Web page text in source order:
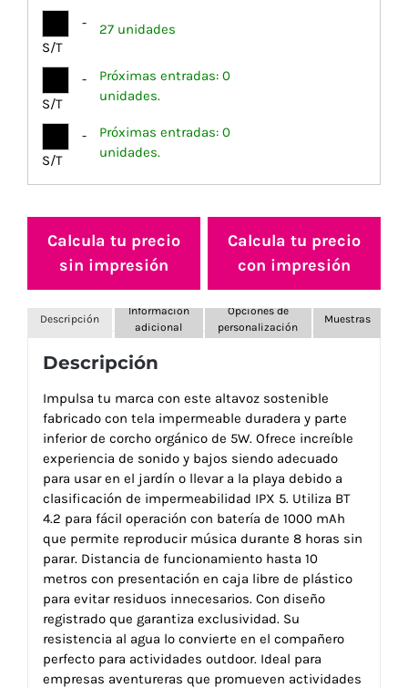
-
S/T
27 unidades
-
S/T
Próximas entradas: 0
unidades.
-
S/T
Próximas entradas: 0
unidades.
Calcula tu precio
sin impresión
Calcula tu precio
con impresión
Descripción
Información
adicional
Opciones de
personalización
Muestras
Descripción
Impulsa tu marca con este altavoz sostenible
fabricado con tela impermeable duradera y parte
inferior de corcho orgánico de 5W. Ofrece increíble
experiencia de sonido y bajos siendo adecuado
para usar en el jardín o llevar a la playa debido a
clasificación de impermeabilidad IPX 5. Utiliza BT
4.2 para fácil operación con batería de 1000 mAh
que permite reproducir música durante 8 horas sin
parar. Distancia de funcionamiento hasta 10
metros con presentación en caja libre de plástico
para evitar residuos innecesarios. Con diseño
registrado que garantiza exclusividad. Su
resistencia al agua lo convierte en el compañero
perfecto para actividades outdoor. Ideal para
empresas aventureras que promueven actividades